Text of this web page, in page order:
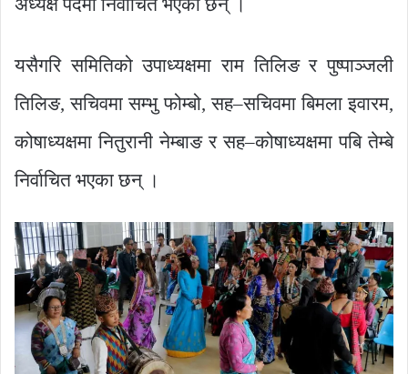
यसैगरि समितिको उपाध्यक्षमा राम तिलिङ र पुष्पाञ्जली
तिलिङ, सचिवमा सम्भु फोम्बो, सह–सचिवमा बिमला इवारम,
कोषाध्यक्षमा नितुरानी नेम्बाङ र सह–कोषाध्यक्षमा पबि तेम्बे
निर्वाचित भएका छन् ।